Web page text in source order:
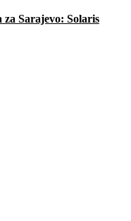
za Sarajevo: Solaris